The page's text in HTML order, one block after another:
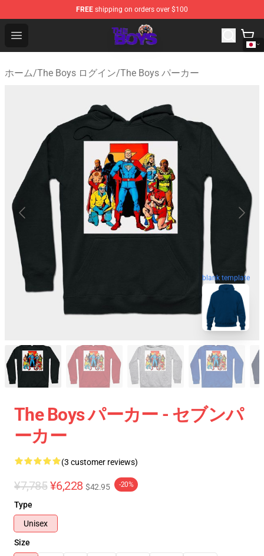
FREE shipping on orders over $100
Open menu
The Boys Store - Official The Boys Merchandise Shop
ホーム/The Boys ログイン/The Boys パーカー
blank template
The Boys パーカー - セブンパ
ーカー
(3 customer reviews)
¥7,785 ¥6,228 $42.95 -20%
Type
Unisex
Size